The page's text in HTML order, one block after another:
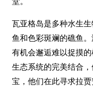
瓦亚格岛是多种水生
鱼和色彩斑斓的礁鱼
有机会邂逅难以捉摸
生态系统的完美结合
宝，他们在此寻求拉贾